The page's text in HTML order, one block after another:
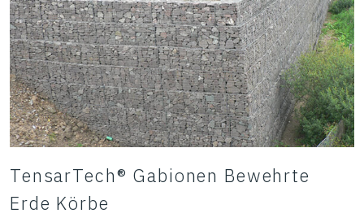
TensarTech® Gabionen Bewehrte
Erde Körbe